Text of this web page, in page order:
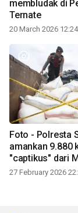
membludak di
Ternate
20 March 2026
Foto - Polresta
amankan 9.880
"captikus" dari
27 February 2026